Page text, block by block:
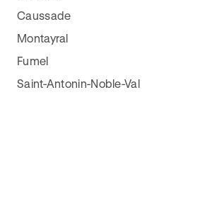
Caussade
Montayral
Fumel
Saint-Antonin-Noble-Val